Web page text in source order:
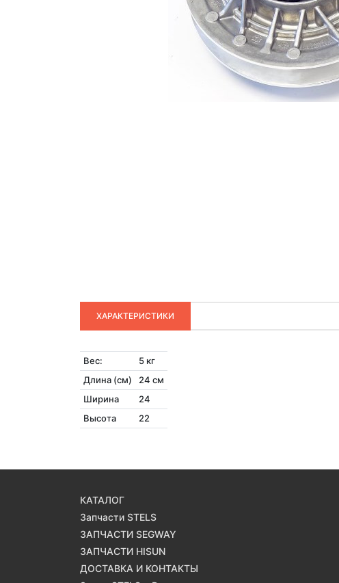
ХАРАКТЕРИСТИКИ
Вес:
5 кг
Длина (см)
24 см
Ширина
24
Высота
22
КАТАЛОГ
Запчасти STELS
ЗАПЧАСТИ SEGWAY
ЗАПЧАСТИ HISUN
ДОСТАВКА И КОНТАКТЫ